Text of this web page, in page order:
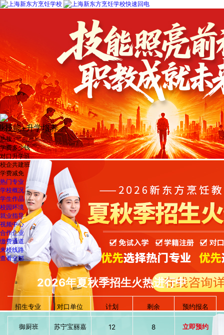
新东方烹饪教育（上海）杨老师 刚刚
零基础入学，毕业直通名企了解一下！
2026
热搜 :
学费多少钱
对口升学班
校企共建班
学费减免
热门专业
学校概况
学生作品
校园环境
就业指导
视频中心
合作企业
缴费通道
来校线路
查看全部
2026年夏秋季招生火热进行中
招生专业 对口单位 计划 剩余 预约报名
御厨班 苏宁宝丽嘉 12 8 立即预约